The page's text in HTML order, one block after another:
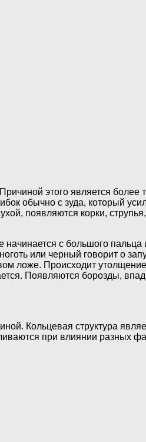
этого является
обычно с зуда, который
появляются корки,
начинается с большого
или черный говорит о
ложе. Происходит
Появляются борозды,
Кольцевая структура
при влиянии разных